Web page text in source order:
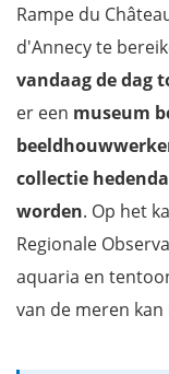
Rampe du
d'Annecy te
vandaag de dag
er een museum
collectie
worden. Op het
Regionale
aquaria en
van de meren kan